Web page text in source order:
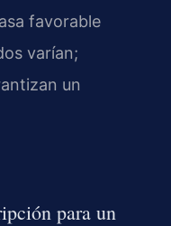
favorable
varían;
un
para un